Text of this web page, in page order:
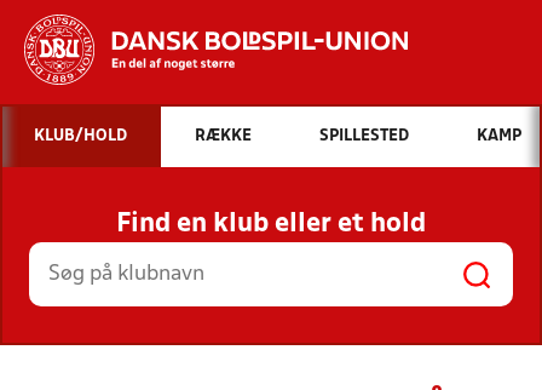
Hvad vil du søge efter?
INDHOLD OG NYHEDER
STILLINGER, RESULTATER, KLUBBER OG
HOLD
KLUB/HOLD RÆKKE SPILLESTED KAMP
Find en klub eller et hold